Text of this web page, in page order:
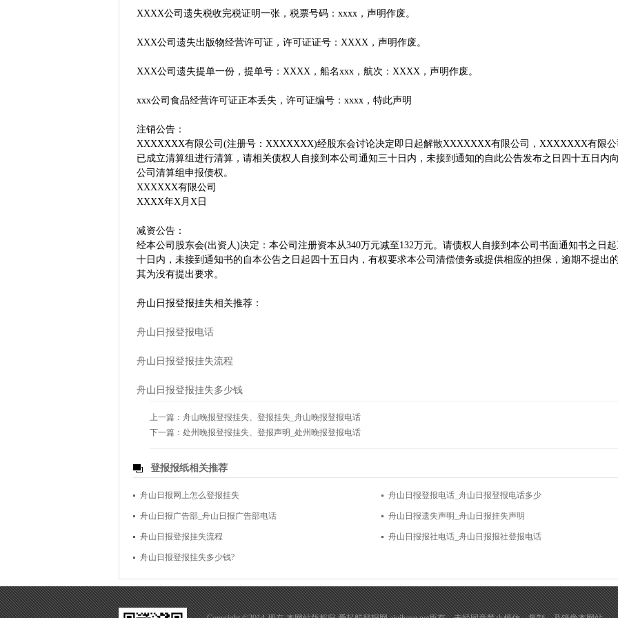
XXXX公司遗失税收完税证明一张，税票号码：xxxx，声明作废。
XXX公司遗失出版物经营许可证，许可证证号：XXXX，声明作废。
XXX公司遗失提单一份，提单号：XXXX，船名xxx，航次：XXXX，声明作废。
xxx公司食品经营许可证正本丢失，许可证编号：xxxx，特此声明
注销公告：
XXXXXXX有限公司(注册号：XXXXXXX)经股东会讨论决定即日起解散XXXXXXX有限公司，XXXXXXX有限公
已成立清算组进行清算，请相关债权人自接到本公司通知三十日内，未接到通知的自此公告发布之日四十五日内
公司清算组申报债权。
XXXXXX有限公司
XXXX年X月X日
减资公告：
经本公司股东会(出资人)决定：本公司注册资本从340万元减至132万元。请债权人自接到本公司书面通知书之日起
十日内，未接到通知书的自本公告之日起四十五日内，有权要求本公司清偿债务或提供相应的担保，逾期不提出
其为没有提出要求。
舟山日报登报挂失相关推荐：
舟山日报登报电话
舟山日报登报挂失流程
舟山日报登报挂失多少钱
上一篇： 舟山晚报登报挂失、登报挂失_舟山晚报登报电话
下一篇： 处州晚报登报挂失、登报声明_处州晚报登报电话
登报报纸相关推荐
舟山日报网上怎么登报挂失 舟山日报登报电话_舟山日报登报电话多少
舟山日报广告部_舟山日报广告部电话 舟山日报遗失声明_舟山日报挂失声明
舟山日报登报挂失流程 舟山日报报社电话_舟山日报报社登报电话
舟山日报登报挂失多少钱?